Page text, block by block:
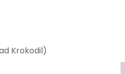
Krokodil)